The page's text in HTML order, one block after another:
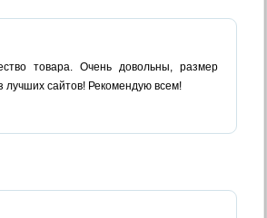
товара. Очень довольны, размер
сайтов! Рекомендую всем!